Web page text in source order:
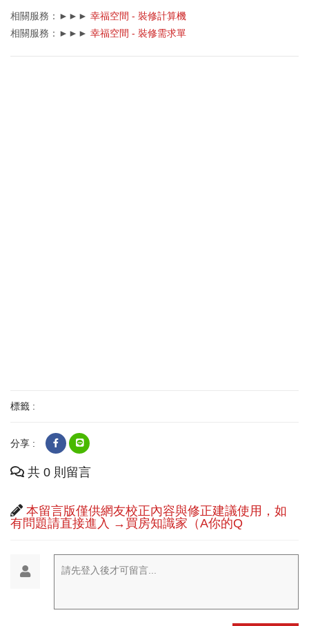
相關服務：►►► 幸福空間 - 裝修計算機
相關服務：►►► 幸福空間 - 裝修需求單
標籤 :
分享 :
共 0 則留言
本留言版僅供網友校正內容與修正建議使用，如
有問題請直接進入 →買房知識家（A你的Q
請先登入後才可留言...